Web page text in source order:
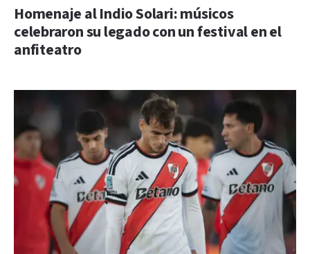
Homenaje al Indio Solari: músicos
celebraron su legado con un festival en el
anfiteatro